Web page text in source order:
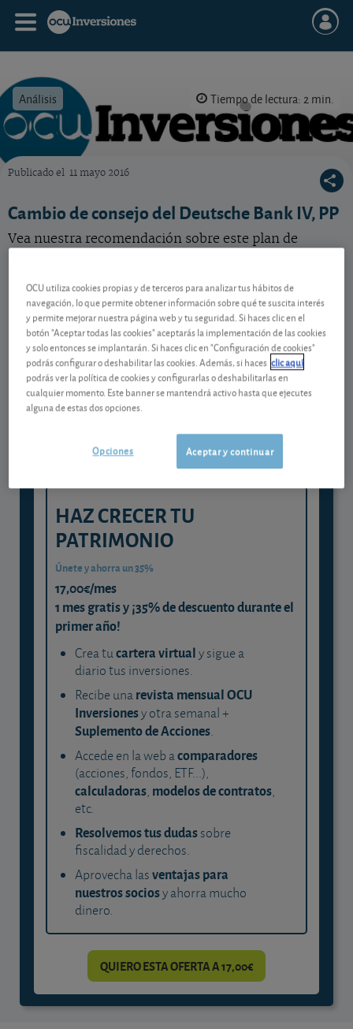
Análisis Tiempo de lectura: 2 min.
Publicado el 11 mayo 2016
Cambio de consejo del Deutsche Bank IV, PP
Vea nuestra recomendación sobre este plan de
Contenido reservado a SOCIOS
Gestiona tu dinero con visión
experta
y consigue que cada euro trabaje
HAZ CRECER TU
PATRIMONIO
Únete y ahorra un 35%
17,00€/mes
1 mes gratis y ¡35% de descuento durante el
primer año!
Crea tucartera virtualy sigue a
diario tus inversiones.
Recibe unarevista mensual OCU
Inversionesy otra semanal +
Suplemento de Acciones.
Accede en la web acomparadores
(acciones, fondos, ETF...),
calculadoras, modelos de contratos,
etc.
Resolvemos tus dudassobre
fiscalidad y derechos.
Aprovecha lasventajas para
nuestros sociosy ahorra mucho
dinero.
QUIERO ESTA OFERTA A 17,00€
OCU utiliza cookies propias y de terceros para analizar tus hábitos de
navegación, lo que permite obtener información sobre qué te suscita interés
y permite mejorar nuestra página web y tu seguridad. Si haces clic en el
botón "Aceptar todas las cookies" aceptarás la implementación de las cookies
y solo entonces se implantarán. Si haces clic en "Configuración de cookies"
podrás configurar o deshabilitar las cookies. Además, si haces clic aquí
podrás ver la política de cookies y configurarlas o deshabilitarlas en
cualquier momento. Este banner se mantendrá activo hasta que ejecutes
alguna de estas dos opciones.
Aceptar y continuar
Opciones